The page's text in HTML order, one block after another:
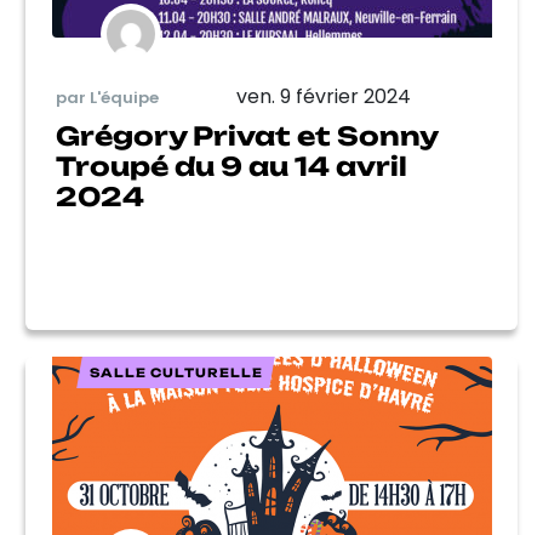
par L'équipe ven. 9 février 2024
Grégory Privat et Sonny
Troupé du 9 au 14 avril
2024
SALLE CULTURELLE